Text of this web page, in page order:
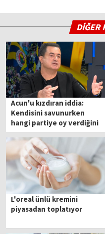
DİĞER
Acun'u kızdıran iddia:
Kendisini savunurken
hangi partiye oy verdiğini
açıkladı
L'oreal ünlü kremini
piyasadan toplatıyor